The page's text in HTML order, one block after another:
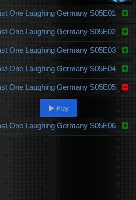
One Laughing Germany S05E01
One Laughing Germany S05E02
One Laughing Germany S05E03
One Laughing Germany S05E04
One Laughing Germany S05E05
Play
One Laughing Germany S05E06